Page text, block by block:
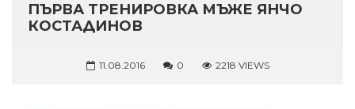
ПЪРВА ТРЕНИРОВКА МЪЖЕ ЯНЧО
КОСТАДИНОВ
11.08.2016 0 2218 VIEWS